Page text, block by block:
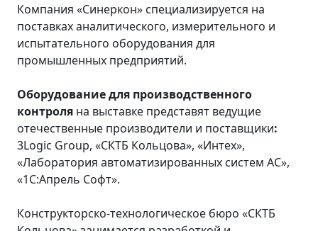
Компания «Синеркон» специализируется на
поставках аналитического, измерительного и
испытательного оборудования для
промышленных предприятий.
Оборудование для производственного
контроля на выставке представят ведущие
отечественные производители и поставщики:
3Logic Group, «СКТБ Кольцова», «Интех»,
«Лаборатория автоматизированных систем АС»,
«1С:Апрель Софт».
Конструкторско-технологическое бюро «СКТБ